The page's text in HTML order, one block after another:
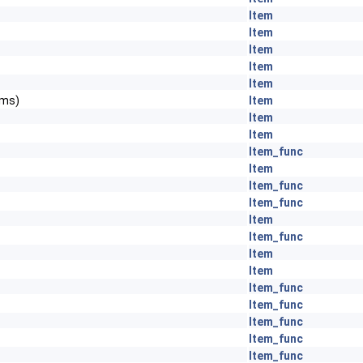
Item
Item
Item
Item
Item
Item
Item
Item
Item_func
Item
Item_func
Item_func
Item
Item_func
Item
Item
Item_func
Item_func
Item_func
Item_func
Item_func